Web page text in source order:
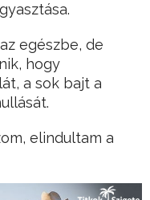
egészbe, de
hogy
a sok bajt a
elindultam a